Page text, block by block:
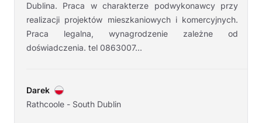
Dublina. Praca w charakterze podwykonawcy przy
realizacji projektów mieszkaniowych i komercyjnych.
Praca legalna, wynagrodzenie zależne od
doświadczenia. tel 0863007...
Darek
Rathcoole - South Dublin